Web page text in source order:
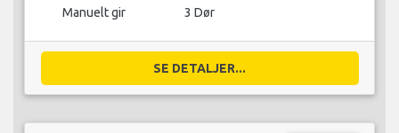
Manuelt gir 3 Dør
SE DETALJER...